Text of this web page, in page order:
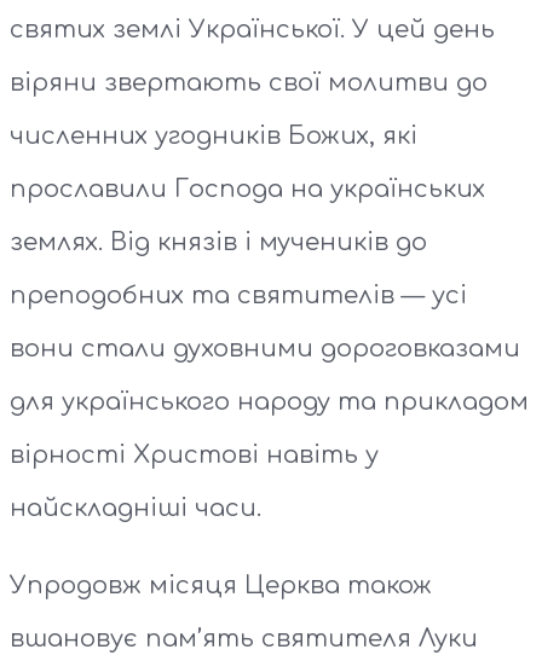
святих землі Української. У цей день
віряни звертають свої молитви до
численних угодників Божих, які
прославили Господа на українських
землях. Від князів і мучеників до
преподобних та святителів — усі
вони стали духовними дороговказами
для українського народу та прикладом
вірності Христові навіть у
найскладніші часи.
Упродовж місяця Церква також
вшановує пам’ять святителя Луки